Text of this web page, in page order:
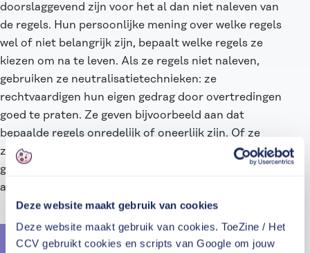
Deze website maakt gebruik van cookies
Deze website maakt gebruik van cookies. ToeZine / Het
CCV gebruikt cookies en scripts van Google om jouw
doorslaggevend zijn voor het al dan niet naleven van
de regels. Hun persoonlijke mening over welke regels
wel of niet belangrijk zijn, bepaalt welke regels ze
kiezen om na te leven. Als ze regels niet naleven,
gebruiken ze neutralisatietechnieken: ze
rechtvaardigen hun eigen gedrag door overtredingen
goed te praten. Ze geven bijvoorbeeld aan dat
bepaalde regels onredelijk of oneerlijk zijn. Of ze
zeggen dat iedereen het op die manier doet. De
gangbare praktijk onder varkenshouders wordt dus
als argument gebruikt om de regels te overtreden.”
“De gangbare praktijk wordt als
argument gebruikt om de regels te